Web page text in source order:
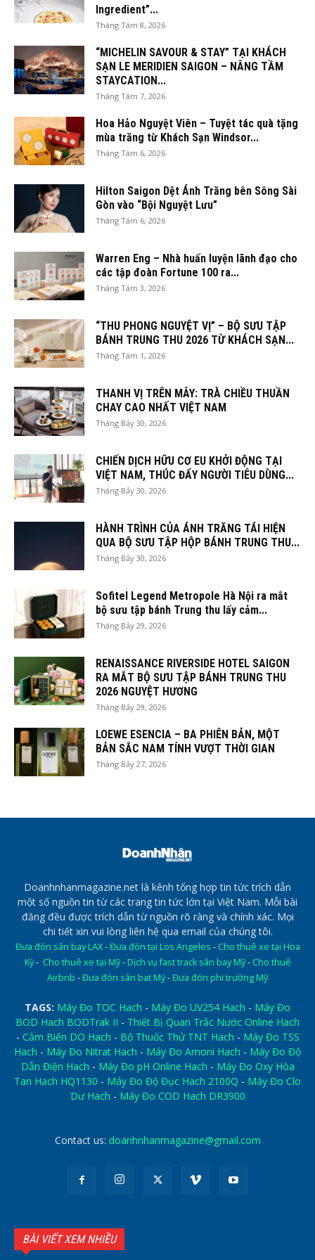
Ingredient”...
Tháng Tám 8, 2026
“MICHELIN SAVOUR & STAY” TẠI KHÁCH
SẠN LE MERIDIEN SAIGON – NÂNG TẦM
STAYCATION...
Tháng Tám 7, 2026
Hoa Hảo Nguyệt Viên – Tuyệt tác quà tặng
mùa trăng từ Khách Sạn Windsor...
Tháng Tám 6, 2026
Hilton Saigon Dệt Ánh Trăng bên Sông Sài
Gòn vào “Bội Nguyệt Lưu”
Tháng Tám 6, 2026
Warren Eng – Nhà huấn luyện lãnh đạo cho
các tập đoàn Fortune 100 ra...
Tháng Tám 3, 2026
“THU PHONG NGUYỆT VỊ” – BỘ SƯU TẬP
BÁNH TRUNG THU 2026 TỪ KHÁCH SẠN...
Tháng Tám 1, 2026
THANH VỊ TRÊN MÂY: TRÀ CHIỀU THUẦN
CHAY CAO NHẤT VIỆT NAM
Tháng Bảy 30, 2026
CHIẾN DỊCH HỮU CƠ EU KHỞI ĐỘNG TẠI
VIỆT NAM, THÚC ĐẨY NGƯỜI TIÊU DÙNG...
Tháng Bảy 30, 2026
HÀNH TRÌNH CỦA ÁNH TRĂNG TÁI HIỆN
QUA BỘ SƯU TẬP HỘP BÁNH TRUNG THU...
Tháng Bảy 30, 2026
Sofitel Legend Metropole Hà Nội ra mắt
bộ sưu tập bánh Trung thu lấy cảm...
Tháng Bảy 29, 2026
RENAISSANCE RIVERSIDE HOTEL SAIGON
RA MẮT BỘ SƯU TẬP BÁNH TRUNG THU
2026 NGUYỆT HƯƠNG
Tháng Bảy 29, 2026
LOEWE ESENCIA – BA PHIÊN BẢN, MỘT
BẢN SẮC NAM TÍNH VƯỢT THỜI GIAN
Tháng Bảy 27, 2026
Doanhnhanmagazine.net là kênh tổng hợp tin tức trích dẫn
một số nguồn tin từ các trang tin tức lớn tại Việt Nam. Mỗi bài
đăng đều được trích dẫn từ nguồn rõ ràng và chính xác. Mọi
chi tiết xin vui lòng liên hệ qua email của chúng tôi.
Đưa đón sân bay LAX-Đưa đón tại Los Angeles - Cho thuê xe tại Hoa
Kỳ- Cho thuê xe tại Mỹ- Dịch vụ fast track sân bay Mỹ- Cho thuê
Airbnb -Đưa đón sân bat Mỹ-Đưa đón phi trường Mỹ
TAGS: Máy Đo TOC Hach - Máy Đo UV254 Hach - Máy Đo
BOD Hach BODTrak II - Thiết Bị Quan Trắc Nước Online Hach
- Cảm Biến DO Hach - Bộ Thuốc Thử TNT Hach - Máy Đo TSS
Hach - Máy Đo Nitrat Hach - Máy Đo Amoni Hach - Máy Đo Độ
Dẫn Điện Hach - Máy Đo pH Online Hach - Máy Đo Oxy Hòa
Tan Hach HQ1130 - Máy Đo Độ Đục Hach 2100Q - Máy Đo Clo
Dư Hach - Máy Đo COD Hach DR3900
Contact us: doanhnhanmagazine@gmail.com
BÀI VIẾT XEM NHIỀU